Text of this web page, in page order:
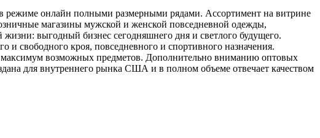
режиме онлайн полными размерными рядами. Ассортимент на витрине
магазины мужской и женской повседневной одежды,
выгодный бизнес сегодняшнего дня и светлого будущего.
и свободного кроя, повседневного и спортивного назначения.
максимум возможных предметов. Дополнительно вниманию оптовых
для внутреннего рынка США и в полном объеме отвечает качеством